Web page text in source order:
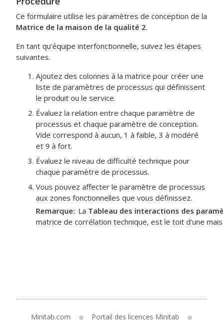
Ce formulaire utilise les paramètres de conception de la
Matrice de la maison de la qualité 2.
En tant qu’équipe interfonctionnelle, suivez les étapes
suivantes.
Ajoutez des colonnes à la matrice pour créer une
liste de paramètres de processus qui définissent
le produit ou le service.
Évaluez la relation entre chaque paramètre de
processus et chaque paramètre de conception.
Vide correspond à aucun, 1 à faible, 3 à modéré
et 9 à fort.
Évaluez le niveau de difficulté technique pour
chaque paramètre de processus.
Vous pouvez affecter le paramètre de processus
aux zones fonctionnelles que vous définissez.
Remarque La Tableau des interactions des
matrice de corrélation technique, est le toit d’une
Minitab.com
Portail des licences Minitab